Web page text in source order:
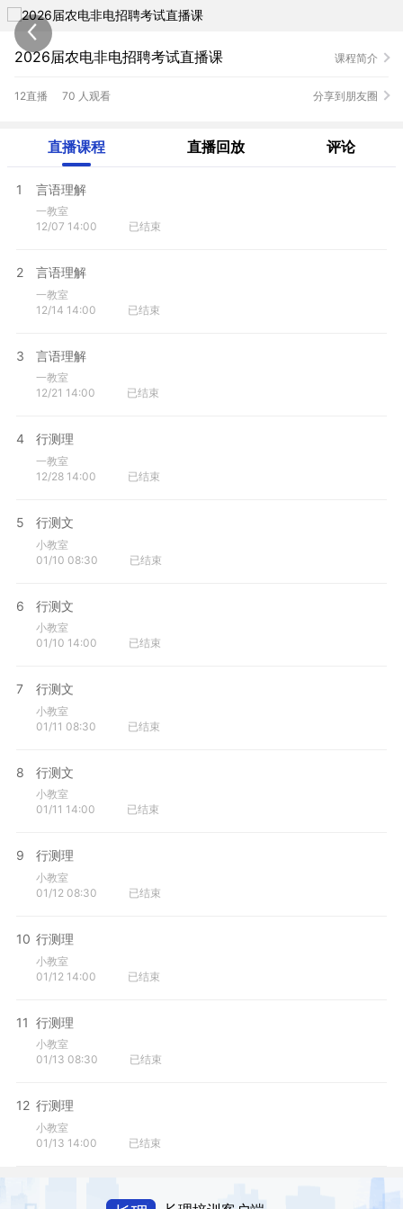
2026届农电非电招聘考试直播课 课程简介
12直播 70 人观看 分享到朋友圈
直播课程 直播回放 评论
1 言语理解
一教室
12/07 14:00
已结束
2 言语理解
一教室
12/14 14:00
已结束
3 言语理解
一教室
12/21 14:00
已结束
4 行测理
一教室
12/28 14:00
已结束
5 行测文
小教室
01/10 08:30
已结束
6 行测文
小教室
01/10 14:00
已结束
7 行测文
小教室
01/11 08:30
已结束
8 行测文
小教室
01/11 14:00
已结束
9 行测理
小教室
01/12 08:30
已结束
10 行测理
小教室
01/12 14:00
已结束
11 行测理
小教室
01/13 08:30
已结束
12 行测理
小教室
01/13 14:00
已结束